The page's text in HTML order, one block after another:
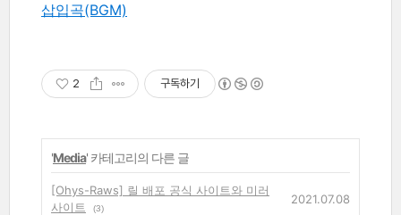
삽입곡(BGM)
2 구독하기
'Media' 카테고리의 다른 글
[Ohys-Raws] 릴 배포 공식 사이트와 미러
사이트
(3)
2021.07.08